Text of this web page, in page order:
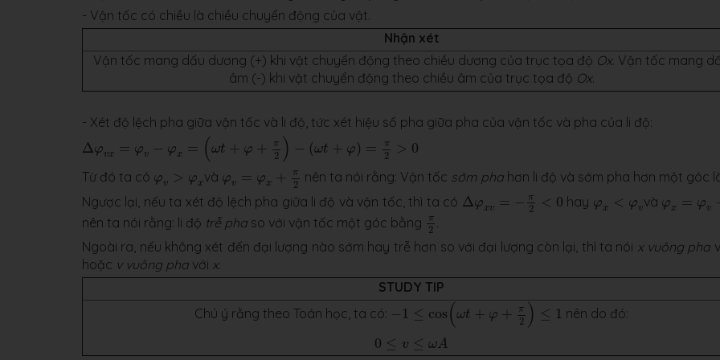
- Vận tốc có chiều là chiều chuyển động của vật.
Nhận xét
Vận tốc mang dấu dương (+) khi vật chuyển động theo chiều dương của trục tọa độ Ox. Vận tốc mang
âm (-) khi vật chuyển động theo chiều âm của trục tọa độ Ox.
- Xét độ lệch pha giữa vận tốc và li độ, tức xét hiệu số pha giữa pha của vận tốc và pha của li độ:
Δφvx = φv − φx = (ωt + φ + π
2 ) − (ωt + φ) = π
2 > 0
= + + =
Từ đó ta có φv > φx
φv >φ x và φv = φx + π
2 nên ta nói rằng: Vận tốc sớm phahơn li độ và sớm pha hơn một góc
Ngược lại, nếu ta xét độ lệch pha giữa li độ và vận tốc, thì ta có Δφxv = − π
2 < 0
Δ <0 hay φx < φv
φx <φ v và φx = φv
nên ta nói rằng: li độ trễ pha so với vận tốc một góc bằng π
2
π2 .
Ngoài ra, nếu không xét đến đại lượng nào sớm hay trễ hơn so với đại lượng còn lại, thì ta nói x vuông pha
hoặc v vuông pha với x.
STUDY TIP
Chú ý rằng theo Toán học, ta có: −1 ≤ cos(ωt + φ + π
2 ) ≤ 1
−1≤cos(ωt+φ+π2)≤1
nên do đó:
0 ≤ v ≤ ωA
0 ≤v A